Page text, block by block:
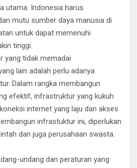
utama. Indonesia harus
mutu sumber daya manusia di
untuk dapat memenuhi
tinggi.
yang tidak memadai
lain adalah perlu adanya
Dalam rangka membangun
efektif, infrastruktur yang kukuh
internet yang laju dan akses
infrastuktur ini, diperlukan
dan juga perusahaan swasta.
undang dan peraturan yang